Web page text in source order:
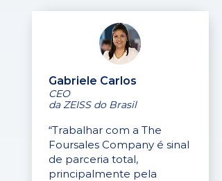
Gabriele Carlos
CEO
da ZEISS do Brasil
“Trabalhar com a The
Foursales Company é sinal
de parceria total,
principalmente pela